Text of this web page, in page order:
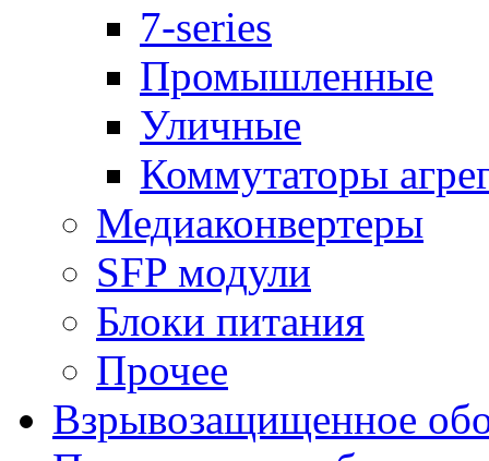
7-series
Промышленные
Уличные
Коммутаторы
Медиаконвертеры
SFP модули
Блоки питания
Прочее
Взрывозащищенное